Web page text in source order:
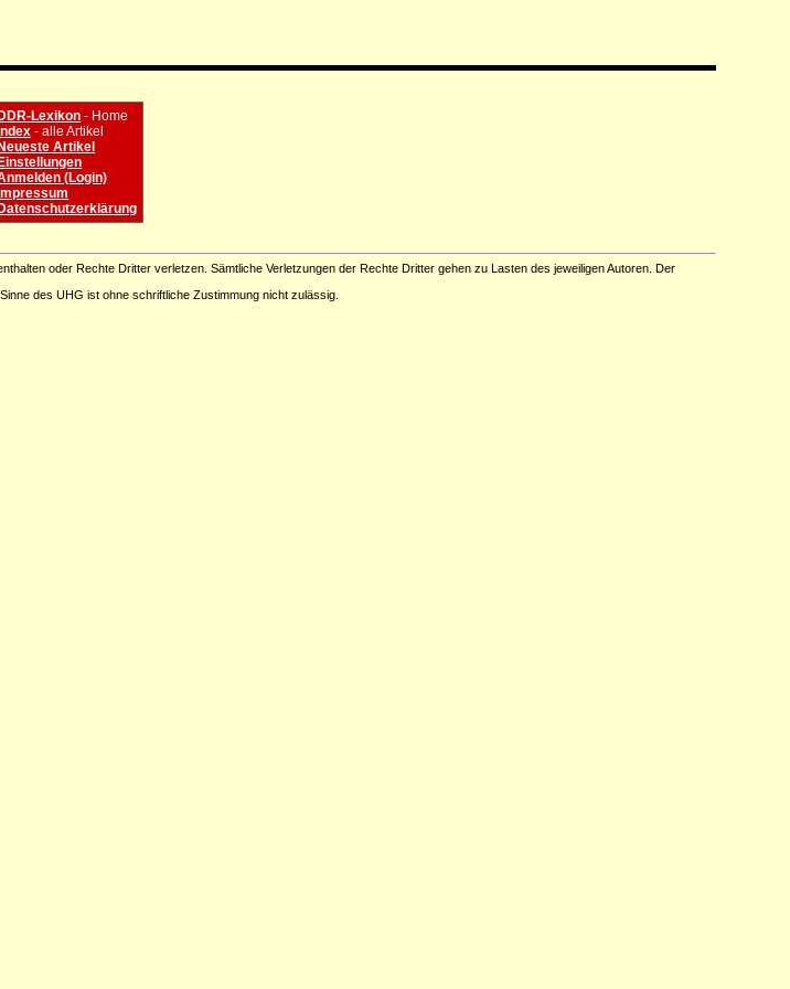
Lexikon - Home
- alle Artikel
Artikel
(Login)
oder Rechte Dritter verletzen. Sämtliche Verletzungen der Rechte Dritter gehen zu Lasten des jeweiligen Autoren. Der
des UHG ist ohne schriftliche Zustimmung nicht zulässig.